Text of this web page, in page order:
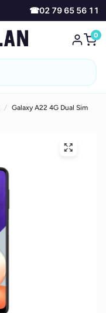
☎02 79 65 56 11
0
/ Galaxy A22 4G Dual Sim